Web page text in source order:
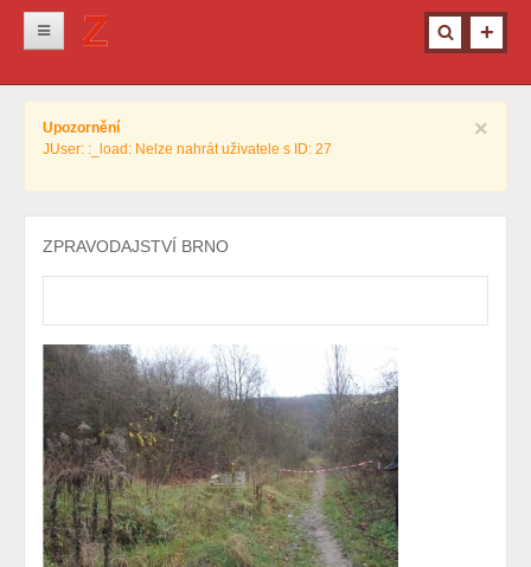
Krimi
Info z města
×
Upozornění
JUser: :_load: Nelze nahrát uživatele s ID: 27
ZPRAVODAJSTVÍ BRNO